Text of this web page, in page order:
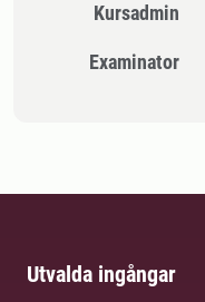
Kursadmin
Examinator
Utvalda ingångar